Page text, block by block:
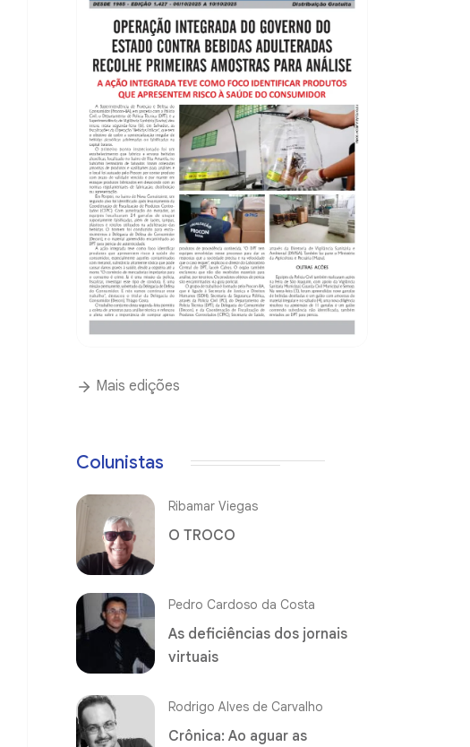
Mais edições
Colunistas
Ribamar Viegas
O TROCO
Pedro Cardoso da Costa
As deficiências dos jornais
virtuais
Rodrigo Alves de Carvalho
Crônica: Ao aguar as